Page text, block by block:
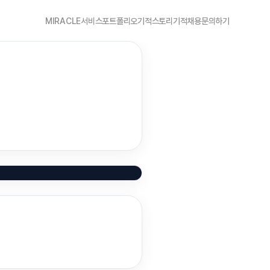
MIRACLE서비스포트폴리오기적스토리기적채용문의하기